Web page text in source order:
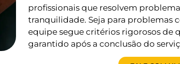
profissionais que resolvem
tranquilidade. Seja para problemas
equipe segue critérios rigorosos de
garantido após a conclusão do